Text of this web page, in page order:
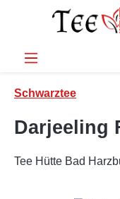
Zum Hauptinhalt
Schwarztee
Darjeeling
Tee Hütte Bad